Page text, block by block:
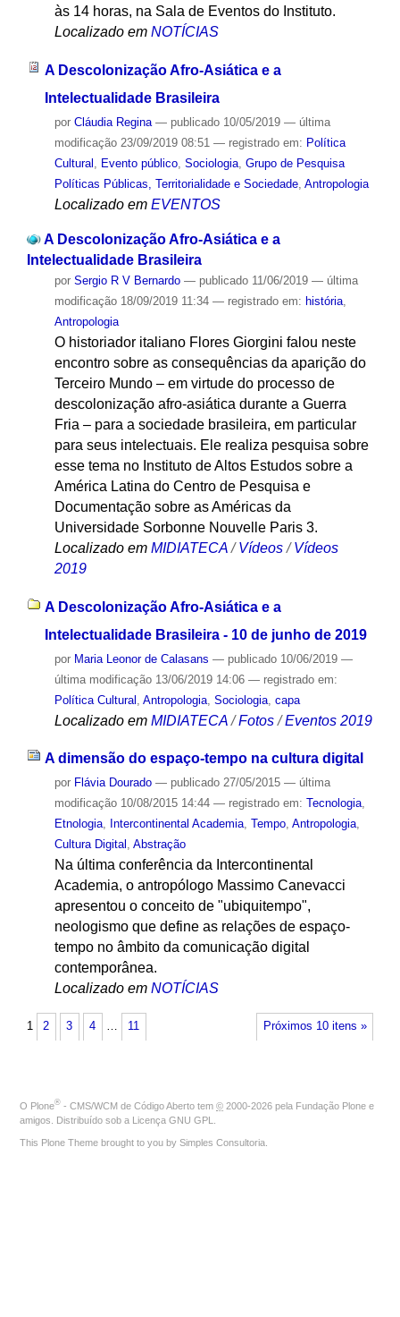
às 14 horas, na Sala de Eventos do Instituto.
Localizado em NOTÍCIAS
A Descolonização Afro-Asiática e a
Intelectualidade Brasileira
por Cláudia Regina — publicado10/05/2019 — última
modificação23/09/2019 08:51 — registrado em: Política
Cultural , Evento público, Sociologia, Grupo de Pesquisa
Políticas Públicas, Territorialidade e Sociedade, Antropologia
Localizado em EVENTOS
A Descolonização Afro-Asiática e a
Intelectualidade Brasileira
por Sergio R V Bernardo — publicado11/06/2019 — última
modificação18/09/2019 11:34 — registrado em: história,
Antropologia
O historiador italiano Flores Giorgini falou neste
encontro sobre as consequências da aparição do
Terceiro Mundo – em virtude do processo de
descolonização afro-asiática durante a Guerra
Fria – para a sociedade brasileira, em particular
para seus intelectuais. Ele realiza pesquisa sobre
esse tema no Instituto de Altos Estudos sobre a
América Latina do Centro de Pesquisa e
Documentação sobre as Américas da
Universidade Sorbonne Nouvelle Paris 3.
Localizado em MIDIATECA /Vídeos /Vídeos
2019
A Descolonização Afro-Asiática e a
Intelectualidade Brasileira - 10 de junho de 2019
por Maria Leonor de Calasans — publicado10/06/2019 —
última modificação13/06/2019 14:06 — registrado em:
Política Cultural Antropologia, Sociologia, capa
Localizado em MIDIATECA /Fotos /Eventos 2019
A dimensão do espaço-tempo na cultura digital
por Flávia Dourado — publicado27/05/2015 — última
modificação10/08/2015 14:44 — registrado em: Tecnologia,
Etnologia, Intercontinental Academia, Tempo, Antropologia,
Cultura Digital , Abstração
Na última conferência da Intercontinental
Academia, o antropólogo Massimo Canevacci
apresentou o conceito de "ubiquitempo",
neologismo que define as relações de espaço-
tempo no âmbito da comunicação digital
contemporânea.
Localizado em NOTÍCIAS
Próximos 10 itens »
1 2 3 4 … 11
O Plone® - CMS/WCM de Código Aberto tem © 2000-2026 pela Fundação Plone e
amigos. Distribuído sob a Licença GNU GPL
This Plone Theme brought to you by Simples Consultoria